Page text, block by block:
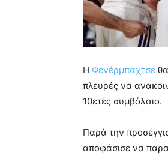
Η Φενέρμπαχτσε
πλευρές να
10ετές συμβόλαιο.
Παρά την
αποφάσισε να